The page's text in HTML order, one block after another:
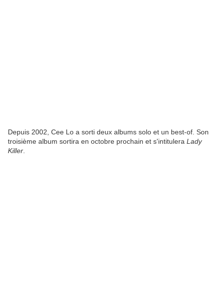
Depuis 2002, Cee Lo a sorti deux albums solo et un best-of. Son
troisième album sortira en octobre prochain et s'intitulera Lady
Killer